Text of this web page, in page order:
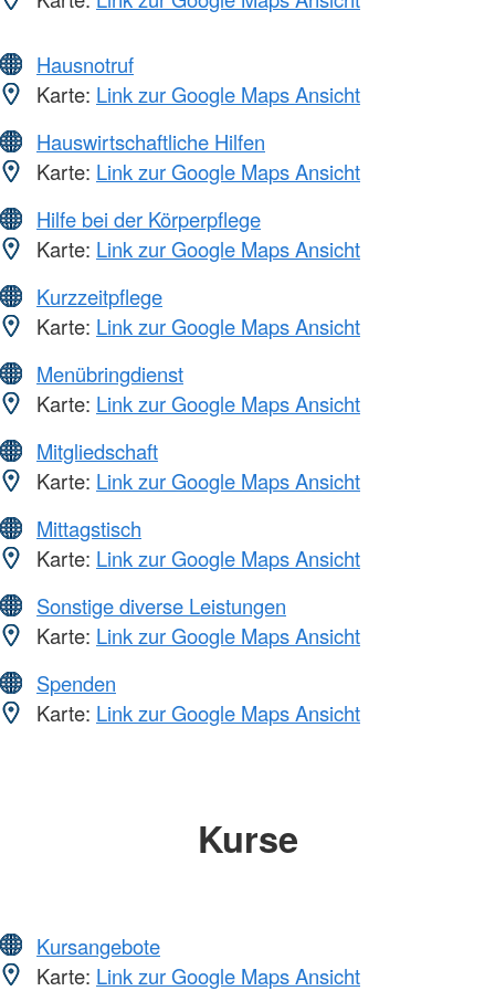
Hausnotruf
Karte: Link zur Google Maps Ansicht
Hauswirtschaftliche Hilfen
Karte: Link zur Google Maps Ansicht
Hilfe bei der Körperpflege
Karte: Link zur Google Maps Ansicht
Kurzzeitpflege
Karte: Link zur Google Maps Ansicht
Menübringdienst
Karte: Link zur Google Maps Ansicht
Mitgliedschaft
Karte: Link zur Google Maps Ansicht
Mittagstisch
Karte: Link zur Google Maps Ansicht
Sonstige diverse Leistungen
Karte: Link zur Google Maps Ansicht
Spenden
Karte: Link zur Google Maps Ansicht
Kurse
Kursangebote
Karte: Link zur Google Maps Ansicht